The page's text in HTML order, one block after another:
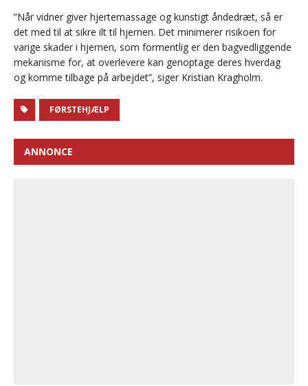
”Når vidner giver hjertemassage og kunstigt åndedræt, så er
det med til at sikre ilt til hjernen. Det minimerer risikoen for
varige skader i hjernen, som formentlig er den bagvedliggende
mekanisme for, at overlevere kan genoptage deres hverdag
og komme tilbage på arbejdet”, siger Kristian Kragholm.
FØRSTEHJÆLP
ANNONCE